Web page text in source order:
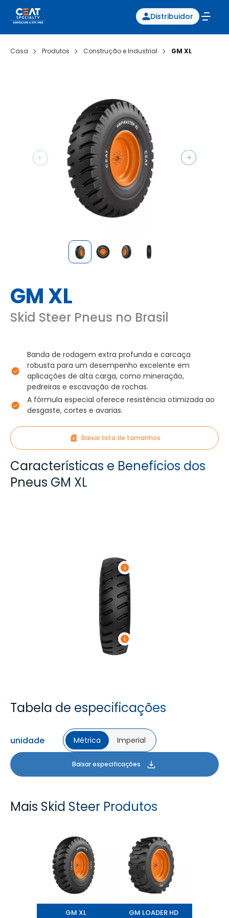
Distribuidor
Casa Produtos Construção e Industrial GM XL
GM XL
Skid Steer Pneus no Brasil
Banda de rodagem extra profunda e carcaça
robusta para um desempenho excelente em
aplicações de alta carga, como mineração,
pedreiras e escavação de rochas.
A fórmula especial oferece resistência otimizada ao
desgaste, cortes e avarias.
Baixar lista de tamanhos
Características e Benefícios dos
Pneus GM XL
Tabela de especificações
unidade Métrica Imperial
Baixar especificações
Mais Skid Steer Produtos
GM XL GM LOADER HD